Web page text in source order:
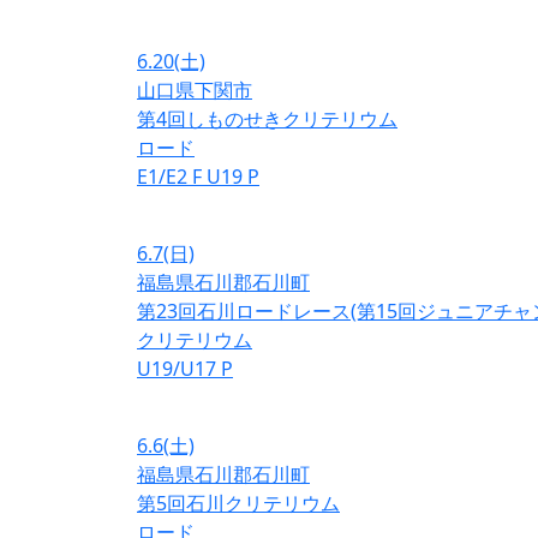
6.20(土)
山口県下関市
第4回しものせきクリテリウム
ロード
E1/E2 F U19 P
6.7(日)
福島県石川郡石川町
第23回石川ロードレース(第15回ジュニアチャ
クリテリウム
U19/U17 P
6.6(土)
福島県石川郡石川町
第5回石川クリテリウム
ロード